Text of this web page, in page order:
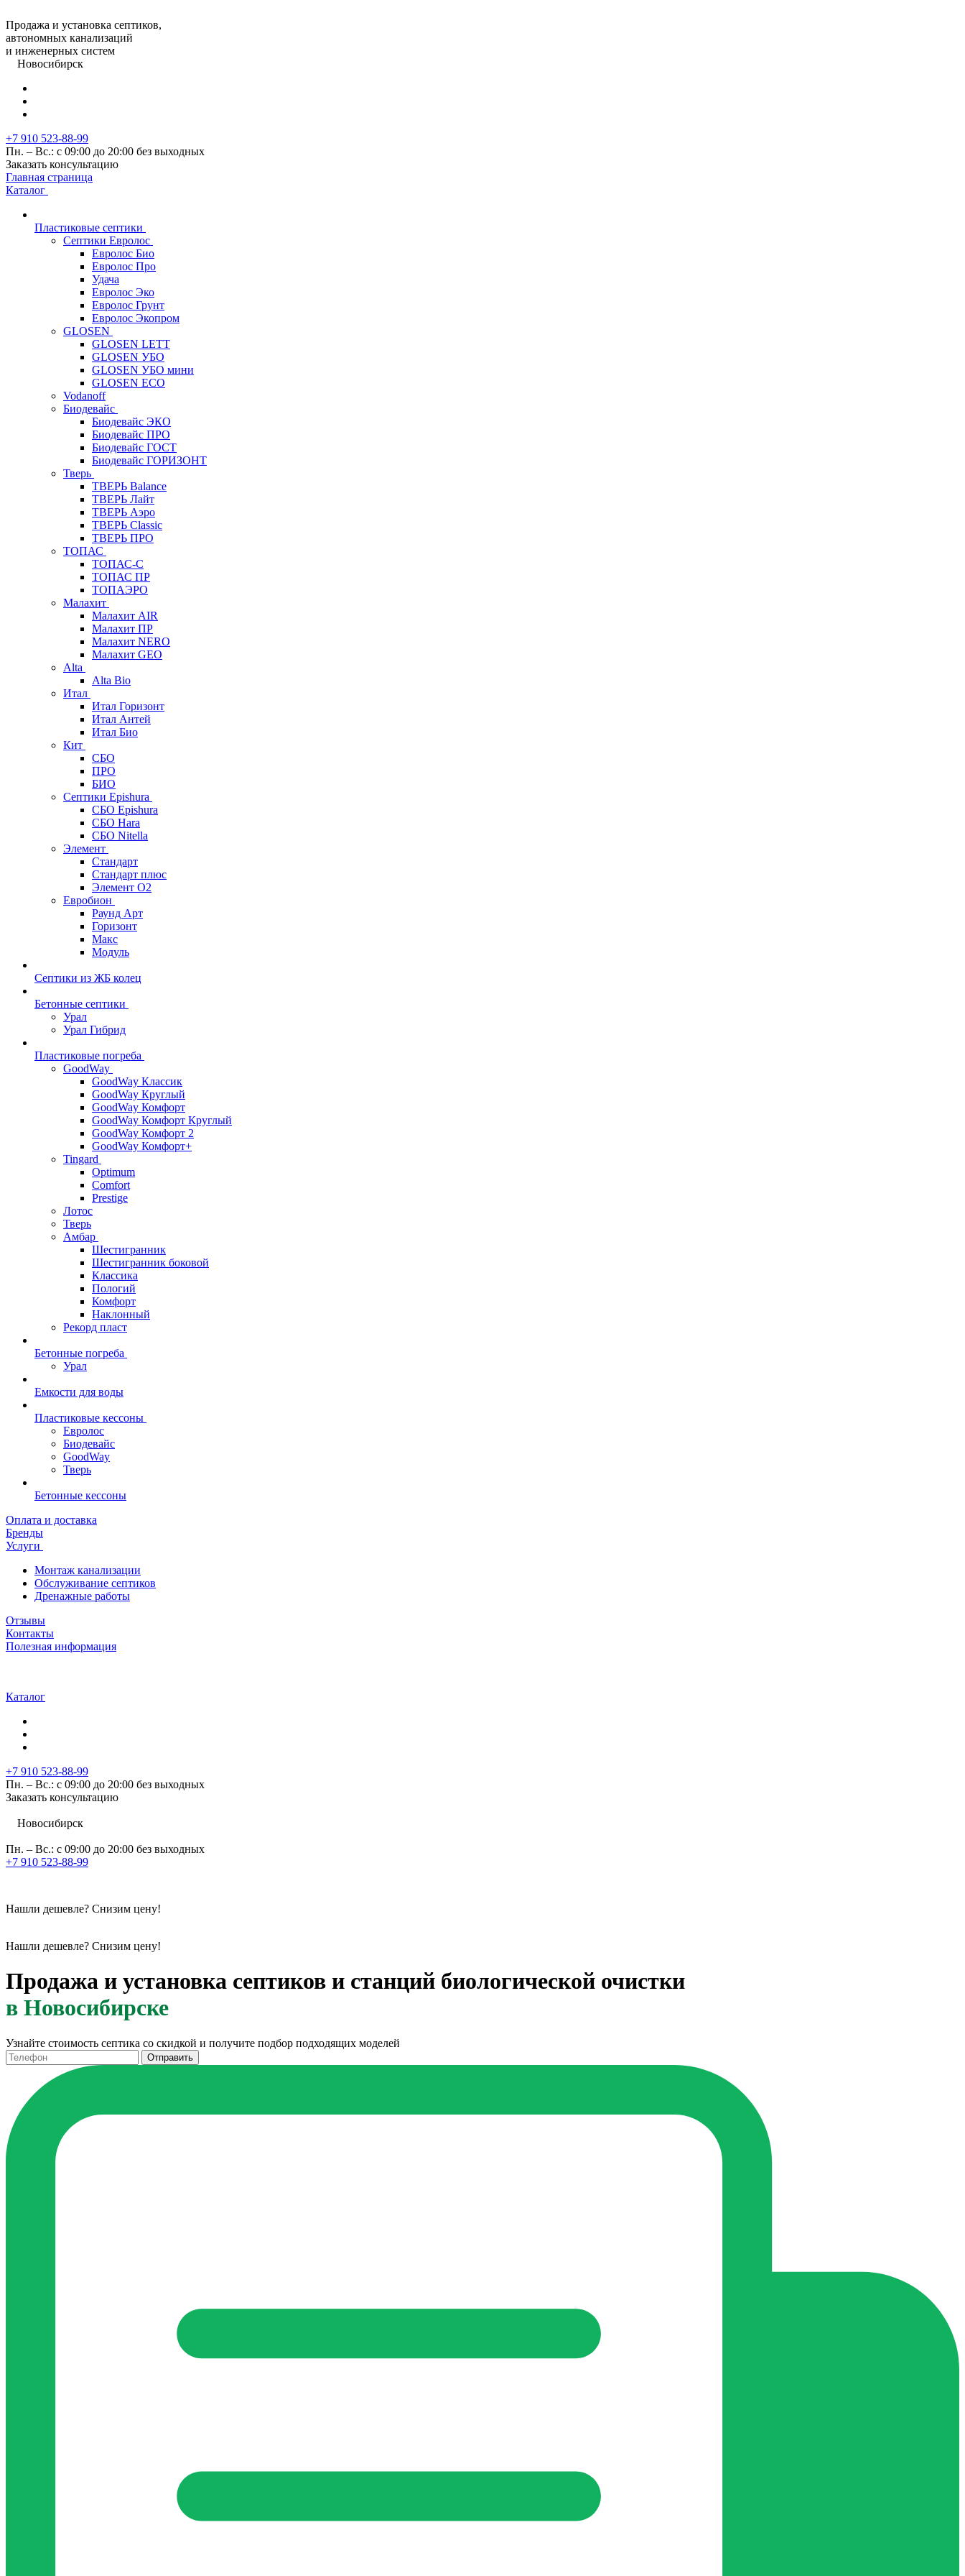
Продажа и установка септиков,
автономных канализаций
и инженерных систем
Новосибирск
+7 910 523-88-99
Пн. – Вс.: с 09:00 до 20:00 без выходных
Заказать консультацию
Главная страница
Каталог
Пластиковые септики
Септики Евролос
Евролос Био
Евролос Про
Удача
Евролос Эко
Евролос Грунт
Евролос Экопром
GLOSEN
GLOSEN LETT
GLOSEN УБО
GLOSEN УБО мини
GLOSEN ECO
Vodanoff
Биодевайс
Биодевайс ЭКО
Биодевайс ПРО
Биодевайс ГОСТ
Биодевайс ГОРИЗОНТ
Тверь
ТВЕРЬ Balance
ТВЕРЬ Лайт
ТВЕРЬ Аэро
ТВЕРЬ Classic
ТВЕРЬ ПРО
ТОПАС
ТОПАС-С
ТОПАС ПР
ТОПАЭРО
Малахит
Малахит AIR
Малахит ПР
Малахит NERO
Малахит GEO
Alta
Alta Bio
Итал
Итал Горизонт
Итал Антей
Итал Био
Кит
СБО
ПРО
БИО
Септики Epishura
СБО Epishura
СБО Hara
СБО Nitella
Элемент
Стандарт
Стандарт плюс
Элемент О2
Евробион
Раунд Арт
Горизонт
Макс
Модуль
Септики из ЖБ колец
Бетонные септики
Урал
Урал Гибрид
Пластиковые погреба
GoodWay
GoodWay Классик
GoodWay Круглый
GoodWay Комфорт
GoodWay Комфорт Круглый
GoodWay Комфорт 2
GoodWay Комфорт+
Tingard
Optimum
Comfort
Prestige
Лотос
Тверь
Амбар
Шестигранник
Шестигранник боковой
Классика
Пологий
Комфорт
Наклонный
Рекорд пласт
Бетонные погреба
Урал
Емкости для воды
Пластиковые кессоны
Евролос
Биодевайс
GoodWay
Тверь
Бетонные кессоны
Оплата и доставка
Бренды
Услуги
Монтаж канализации
Обслуживание септиков
Дренажные работы
Отзывы
Контакты
Полезная информация
Каталог
+7 910 523-88-99
Пн. – Вс.: с 09:00 до 20:00 без выходных
Заказать консультацию
Новосибирск
Пн. – Вс.: с 09:00 до 20:00 без выходных
+7 910 523-88-99
Нашли дешевле? Снизим цену!
Нашли дешевле? Снизим цену!
Продажа и установка септиков и станций биологической очистки
в Новосибирске
Узнайте стоимость септика со скидкой и получите подбор подходящих моделей